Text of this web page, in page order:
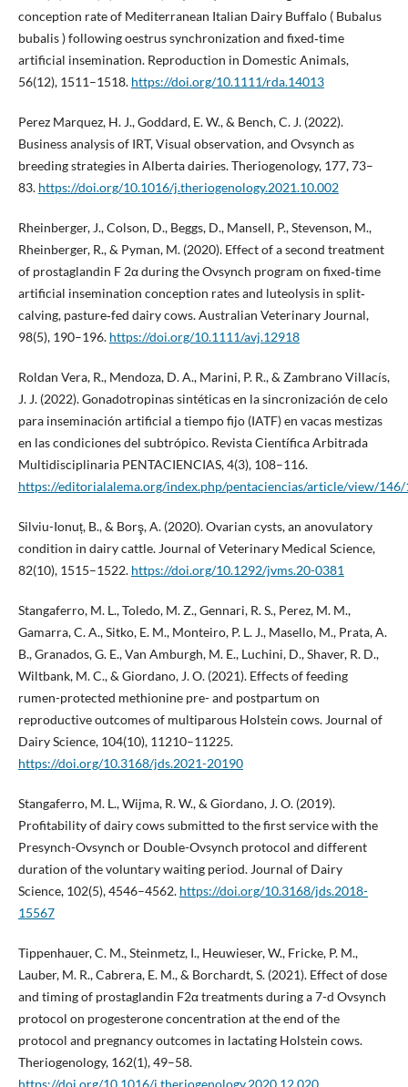
conception rate of Mediterranean Italian Dairy Buffalo ( Bubalus
bubalis ) following oestrus synchronization and fixed‐time
artificial insemination. Reproduction in Domestic Animals,
56(12), 1511–1518. https://doi.org/10.1111/rda.14013
Perez Marquez, H. J., Goddard, E. W., & Bench, C. J. (2022).
Business analysis of IRT, Visual observation, and Ovsynch as
breeding strategies in Alberta dairies. Theriogenology, 177, 73–
83. https://doi.org/10.1016/j.theriogenology.2021.10.002
Rheinberger, J., Colson, D., Beggs, D., Mansell, P., Stevenson, M.,
Rheinberger, R., & Pyman, M. (2020). Effect of a second treatment
of prostaglandin F 2α during the Ovsynch program on fixed‐time
artificial insemination conception rates and luteolysis in split‐
calving, pasture‐fed dairy cows. Australian Veterinary Journal,
98(5), 190–196. https://doi.org/10.1111/avj.12918
Roldan Vera, R., Mendoza, D. A., Marini, P. R., & Zambrano Villacís,
J. J. (2022). Gonadotropinas sintéticas en la sincronización de celo
para inseminación artificial a tiempo fijo (IATF) en vacas mestizas
en las condiciones del subtrópico. Revista Científica Arbitrada
Multidisciplinaria PENTACIENCIAS, 4(3), 108–116.
https://editorialalema.org/index.php/pentaciencias/article/view/146/
Silviu-Ionuț, B., & Borş, A. (2020). Ovarian cysts, an anovulatory
condition in dairy cattle. Journal of Veterinary Medical Science,
82(10), 1515–1522. https://doi.org/10.1292/jvms.20-0381
Stangaferro, M. L., Toledo, M. Z., Gennari, R. S., Perez, M. M.,
Gamarra, C. A., Sitko, E. M., Monteiro, P. L. J., Masello, M., Prata, A.
B., Granados, G. E., Van Amburgh, M. E., Luchini, D., Shaver, R. D.,
Wiltbank, M. C., & Giordano, J. O. (2021). Effects of feeding
rumen-protected methionine pre- and postpartum on
reproductive outcomes of multiparous Holstein cows. Journal of
Dairy Science, 104(10), 11210–11225.
https://doi.org/10.3168/jds.2021-20190
Stangaferro, M. L., Wijma, R. W., & Giordano, J. O. (2019).
Profitability of dairy cows submitted to the first service with the
Presynch-Ovsynch or Double-Ovsynch protocol and different
duration of the voluntary waiting period. Journal of Dairy
Science, 102(5), 4546–4562. https://doi.org/10.3168/jds.2018-
15567
Tippenhauer, C. M., Steinmetz, I., Heuwieser, W., Fricke, P. M.,
Lauber, M. R., Cabrera, E. M., & Borchardt, S. (2021). Effect of dose
and timing of prostaglandin F2α treatments during a 7-d Ovsynch
protocol on progesterone concentration at the end of the
protocol and pregnancy outcomes in lactating Holstein cows.
Theriogenology, 162(1), 49–58.